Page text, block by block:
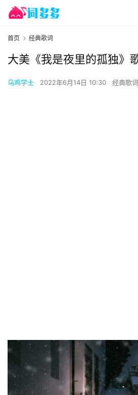
首页 经典歌词
大美《我是夜里的孤独》
乌鸡学士 2022年6月14日 10:30 经典歌词